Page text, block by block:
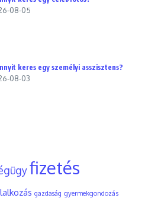
08-05
keres egy személyi asszisztens?
08-03
fizetés
gazdaság gyermekgondozás